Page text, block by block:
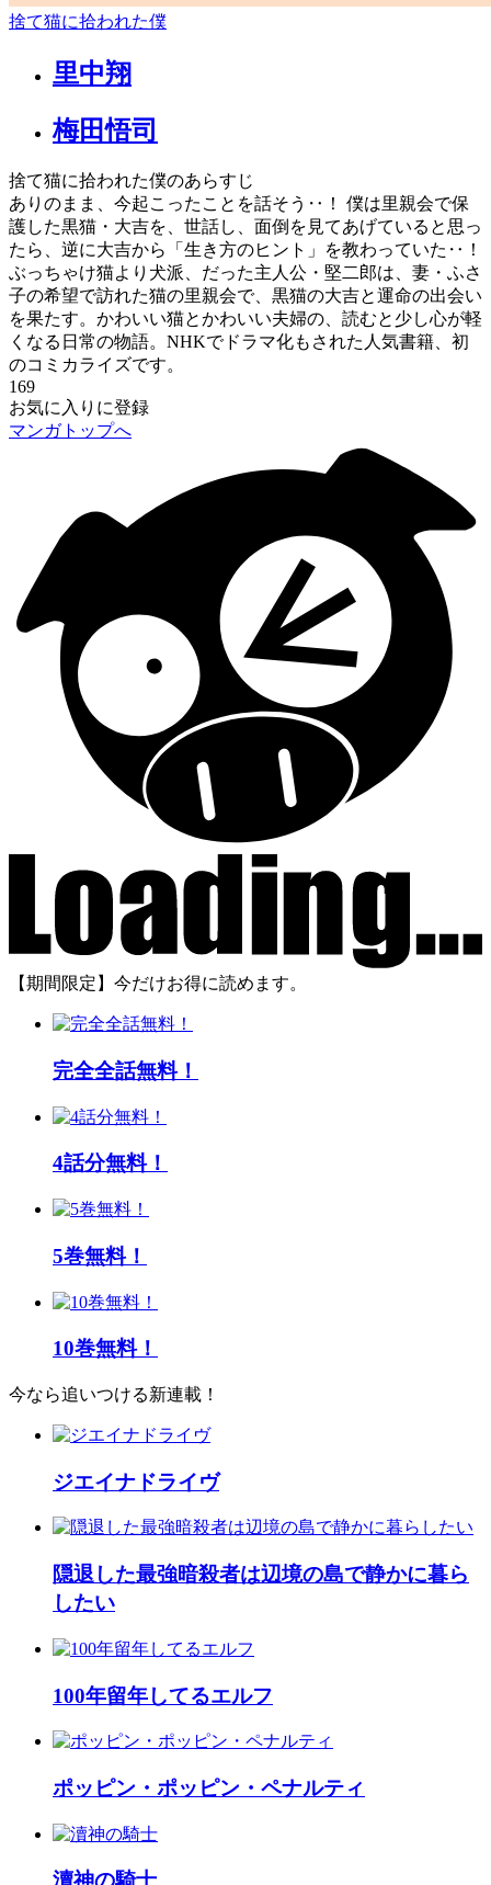
捨て猫に拾われた僕
里中翔
梅田悟司
捨て猫に拾われた僕のあらすじ
ありのまま、今起こったことを話そう‥！ 僕は里親会で保
護した黒猫・大吉を、世話し、面倒を見てあげていると思っ
たら、逆に大吉から「生き方のヒント」を教わっていた‥！
ぶっちゃけ猫より犬派、だった主人公・堅二郎は、妻・ふさ
子の希望で訪れた猫の里親会で、黒猫の大吉と運命の出会い
を果たす。かわいい猫とかわいい夫婦の、読むと少し心が軽
くなる日常の物語。NHKでドラマ化もされた人気書籍、初
のコミカライズです。
169
お気に入りに登録
マンガトップへ
【期間限定】今だけお得に読めます。
完全全話無料！
4話分無料！
5巻無料！
10巻無料！
今なら追いつける新連載！
ジエイナドライヴ
隠退した最強暗殺者は辺境の島で静かに暮ら
したい
100年留年してるエルフ
ポッピン・ポッピン・ペナルティ